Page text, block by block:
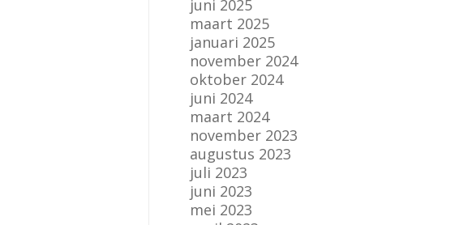
juni 2025
maart 2025
januari 2025
november 2024
oktober 2024
juni 2024
maart 2024
november 2023
augustus 2023
juli 2023
juni 2023
mei 2023